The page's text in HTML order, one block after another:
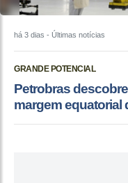
há 3 dias - Últimas notícias
GRANDE POTENCIAL
Petrobras
margem equatorial